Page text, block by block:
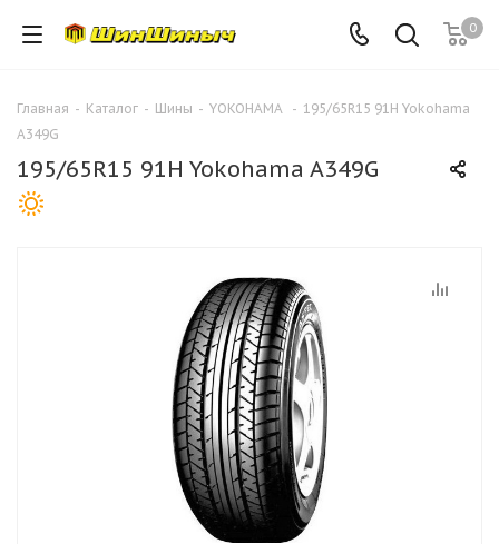
0
Главная - Каталог - Шины - YOKOHAMA - 195/65R15 91H Yokohama
A349G
195/65R15 91H Yokohama A349G